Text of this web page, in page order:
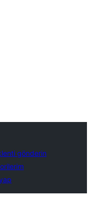
gönderin